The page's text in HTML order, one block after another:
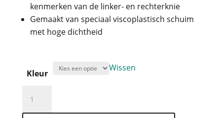
kenmerken van de linker- en rechterknie
Gemaakt van speciaal viscoplastisch schuim
met hoge dichtheid
Kleur
Wissen
Anatomic
Ergopad